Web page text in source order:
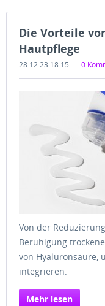
Die Vorteile
Hautpflege
28.12.23 18:15 0
Von der
Beruhigung
von Hyaluronsäure,
integrieren.
Mehr lesen